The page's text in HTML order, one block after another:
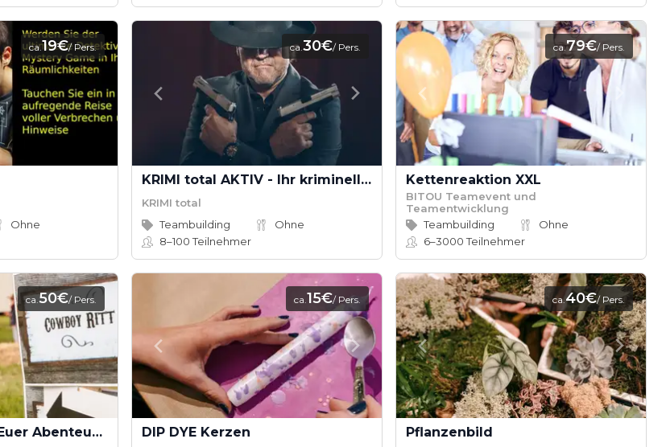
ca.19€/ Pers.
Ohne
ca.30€/ Pers.
KRIMI total AKTIV - Ihr kriminelles Teambuilding!
KRIMI total
Teambuilding
Ohne
8–100Teilnehmer
ca.79€/ Pers.
Kettenreaktion XXL
BITOU Teamevent und
Teamentwicklung
Teambuilding
Ohne
6–3000Teilnehmer
ca.50€/ Pers.
Western Games: Euer Abenteuer im Wilden Westen
ca.15€/ Pers.
DIP DYE Kerzen
ca.40€/ Pers.
Pflanzenbild